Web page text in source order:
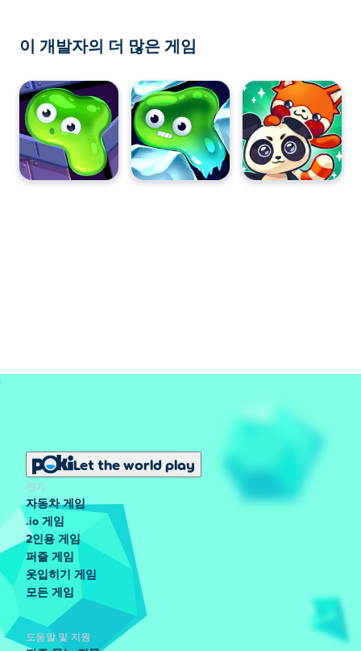
이 개발자의 더 많은 게임
Let the world play
인기
자동차 게임
.io 게임
2인용 게임
퍼즐 게임
옷입히기 게임
모든 게임
도움말 및 지원